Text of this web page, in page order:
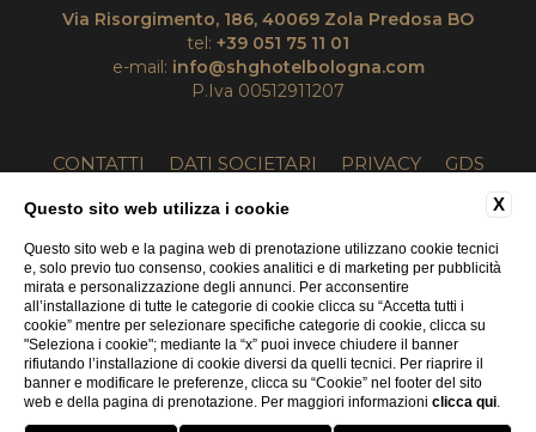
Via Risorgimento, 186, 40069 Zola Predosa BO
tel: +39 051 75 11 01
e-mail: info@shghotelbologna.com
P.Iva 00512911207
CONTATTI DATI SOCIETARI PRIVACY
GDS
WEBSITE BY BLASTNESS
X
Questo sito web utilizza i cookie
Questo sito web e la pagina web di prenotazione utilizzano cookie tecnici
e, solo previo tuo consenso, cookies analitici e di marketing per pubblicità
mirata e personalizzazione degli annunci. Per acconsentire
all’installazione di tutte le categorie di cookie clicca su “Accetta tutti i
cookie” mentre per selezionare specifiche categorie di cookie, clicca su
"Seleziona i cookie"; mediante la “x” puoi invece chiudere il banner
rifiutando l’installazione di cookie diversi da quelli tecnici. Per riaprire il
banner e modificare le preferenze, clicca su “Cookie” nel footer del sito
web e della pagina di prenotazione. Per maggiori informazioni clicca qui.